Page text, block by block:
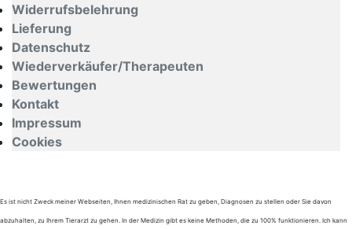
Widerrufsbelehrung
Lieferung
Datenschutz
Wiederverkäufer/Therapeuten
Bewertungen
Kontakt
Impressum
Cookies
Es ist nicht Zweck meiner Webseiten, Ihnen medizinischen Rat zu geben, Diagnosen zu stellen oder Sie davon
abzuhalten, zu Ihrem Tierarzt zu gehen. In der Medizin gibt es keine Methoden, die zu 100% funktionieren. Ich kann